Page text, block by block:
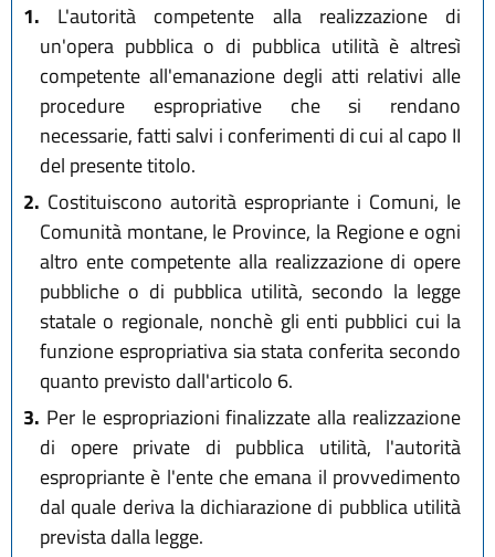
1. L'autorità competente alla realizzazione di
un'opera pubblica o di pubblica utilità è altresì
competente all'emanazione degli atti relativi alle
procedure espropriative che si rendano
necessarie, fatti salvi i conferimenti di cui al capo II
del presente titolo.
2. Costituiscono autorità espropriante i Comuni, le
Comunità montane, le Province, la Regione e ogni
altro ente competente alla realizzazione di opere
pubbliche o di pubblica utilità, secondo la legge
statale o regionale, nonchè gli enti pubblici cui la
funzione espropriativa sia stata conferita secondo
quanto previsto dall'articolo 6.
3. Per le espropriazioni finalizzate alla realizzazione
di opere private di pubblica utilità, l'autorità
espropriante è l'ente che emana il provvedimento
dal quale deriva la dichiarazione di pubblica utilità
prevista dalla legge.